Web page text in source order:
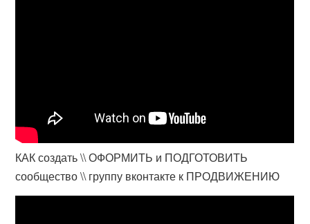
КАК создать \\ ОФОРМИТЬ и ПОДГОТОВИТЬ
сообщество \\ группу вконтакте к ПРОДВИЖЕНИЮ